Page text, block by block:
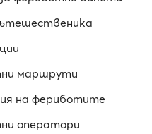
маршрути
на фериботите
оператори